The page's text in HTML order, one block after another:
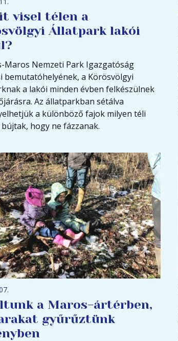
visel télen a
Állatpark lakói
Maros Nemzeti Park Igazgatóság
bemutatóhelyének, a Körösvölgyi
a lakói minden évben felkészülnek
Az állatparkban sétálva
a különböző fajok milyen téli
hogy ne fázzanak.
a Maros-ártérben,
gyűrűztünk